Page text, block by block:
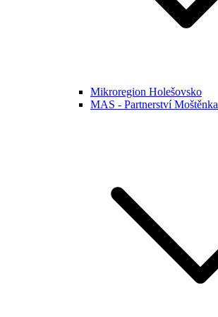
Mikroregion Holešovsko
MAS - Partnerství Moštěnka